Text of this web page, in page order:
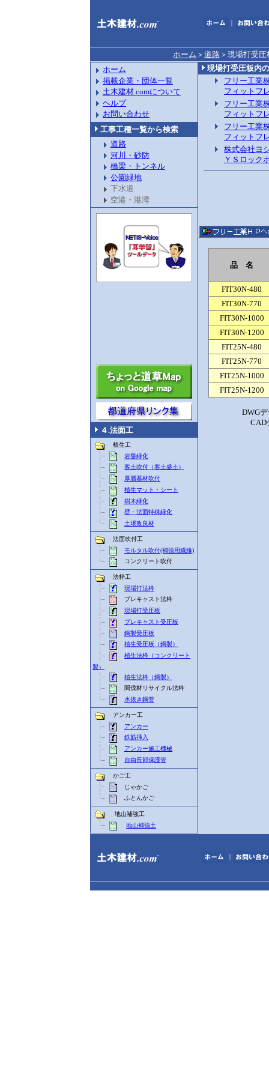
｜
ホーム ＞ 道路 ＞ 現場打受圧
ホーム
掲載企業・団体一覧
土木建材.comについて
ヘルプ
お問い合わせ
工事工種一覧から検索
道路
河川・砂防
橋梁・トンネル
公園緑地
下水道
空港・港湾
４.法面工
植生工
岩盤緑化
客土吹付（客土盛土）
厚層基材吹付
植生マット・シート
樹木緑化
壁・法面特殊緑化
土壌改良材
法面吹付工
モルタル吹付(補強用繊維)
コンクリート吹付
法枠工
現場打法枠
プレキャスト法枠
現場打受圧板
プレキャスト受圧板
鋼製受圧板
植生受圧板（鋼製）
植生法枠（コンクリート
製）
植生法枠（鋼製）
間伐材リサイクル法枠
水抜き鋼管
アンカー工
アンカー
鉄筋挿入
アンカー施工機械
自由長部保護管
かご工
じゃかご
ふとんかご
地山補強工
地山補強土
現場打受圧板内
フリー工業
フィットフ
フリー工業
フィットフ
フリー工業
フィットフ
株式会社ヨ
ＹＳロック
品 名
FIT30N-480
FIT30N-770
FIT30N-1000
FIT30N-1200
FIT25N-480
FIT25N-770
FIT25N-1000
FIT25N-1200
DWG
CAD
｜